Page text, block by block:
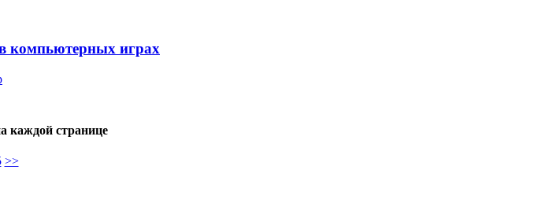
компьютерных играх
каждой странице
>>